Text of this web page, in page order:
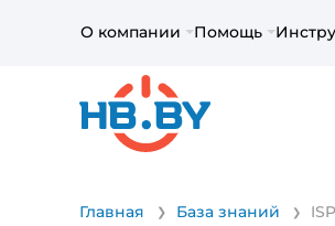
О компании Помощь
Главная База знаний